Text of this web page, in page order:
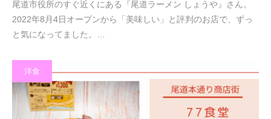
尾道市役所のすぐ近くにある『尾道ラーメン しょうや』さん。
2022年8月4日オープンから「美味しい」と評判のお店で、ずっ
と気になってました。…
洋食